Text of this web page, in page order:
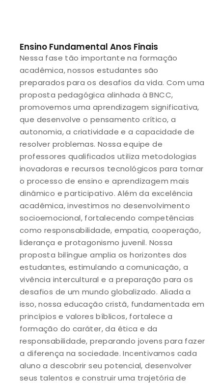
Ensino Fundamental Anos Finais
Nessa fase tão importante na formação
acadêmica, nossos estudantes são
preparados para os desafios da vida. Com uma
proposta pedagógica alinhada à BNCC,
promovemos uma aprendizagem significativa,
que desenvolve o pensamento crítico, a
autonomia, a criatividade e a capacidade de
resolver problemas. Nossa equipe de
professores qualificados utiliza metodologias
inovadoras e recursos tecnológicos para tornar
o processo de ensino e aprendizagem mais
dinâmico e participativo. Além da excelência
acadêmica, investimos no desenvolvimento
socioemocional, fortalecendo competências
como responsabilidade, empatia, cooperação,
liderança e protagonismo juvenil. Nossa
proposta bilíngue amplia os horizontes dos
estudantes, estimulando a comunicação, a
vivência intercultural e a preparação para os
desafios de um mundo globalizado. Aliada a
isso, nossa educação cristã, fundamentada em
princípios e valores bíblicos, fortalece a
formação do caráter, da ética e da
responsabilidade, preparando jovens para fazer
a diferença na sociedade. Incentivamos cada
aluno a descobrir seu potencial, desenvolver
seus talentos e construir uma trajetória de